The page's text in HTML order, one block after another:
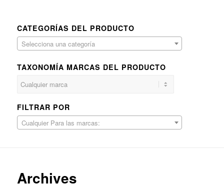
CATEGORÍAS DEL PRODUCTO
Selecciona una categoría
TAXONOMÍA MARCAS DEL PRODUCTO
FILTRAR POR
Cualquier Para las marcas:
Archives